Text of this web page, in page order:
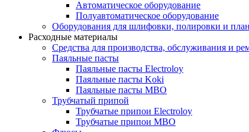
Автоматическое оборудование
Полуавтоматическое оборудование
Оборудования для шлифовки, полировки и
Расходные материалы
Средства для производства, обслуживания и
Паяльные пасты
Паяльные пасты Electroloy
Паяльные пасты Koki
Паяльные пасты MBO
Трубчатый припой
Трубчатые припои Electroloy
Трубчатые припои MBO